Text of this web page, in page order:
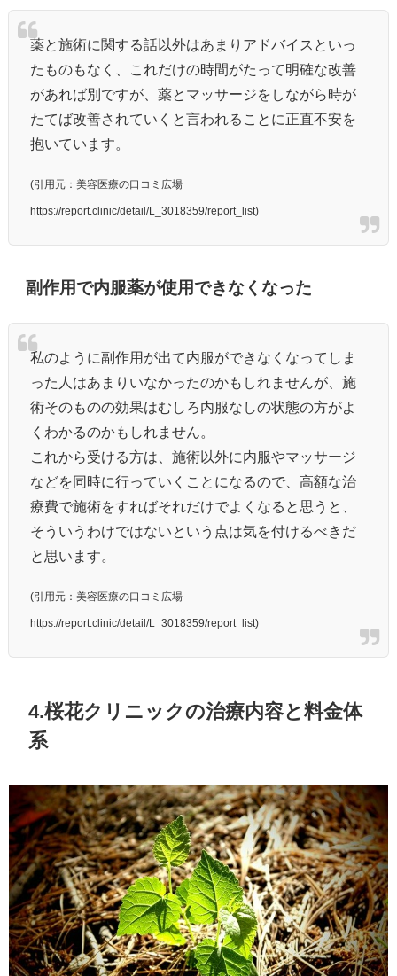
薬と施術に関する話以外はあまりアドバイスといっ
たものもなく、これだけの時間がたって明確な改善
があれば別ですが、薬とマッサージをしながら時が
たてば改善されていくと言われることに正直不安を
抱いています。
(引用元：美容医療の口コミ広場
https://report.clinic/detail/L_3018359/report_list)
副作用で内服薬が使用できなくなった
私のように副作用が出て内服ができなくなってしま
った人はあまりいなかったのかもしれませんが、施
術そのものの効果はむしろ内服なしの状態の方がよ
くわかるのかもしれません。
これから受ける方は、施術以外に内服やマッサージ
などを同時に行っていくことになるので、高額な治
療費で施術をすればそれだけでよくなると思うと、
そういうわけではないという点は気を付けるべきだ
と思います。
(引用元：美容医療の口コミ広場
https://report.clinic/detail/L_3018359/report_list)
4.桜花クリニックの治療内容と料金体
系